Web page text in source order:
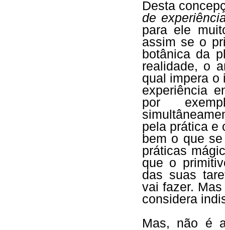
Desta
de
para ele
assim se o
botânica da
realidade, o
qual impera o
experiência
por
pela prática e
bem o que
práticas
que o
das suas
vai fazer.
considera
Mas, não é